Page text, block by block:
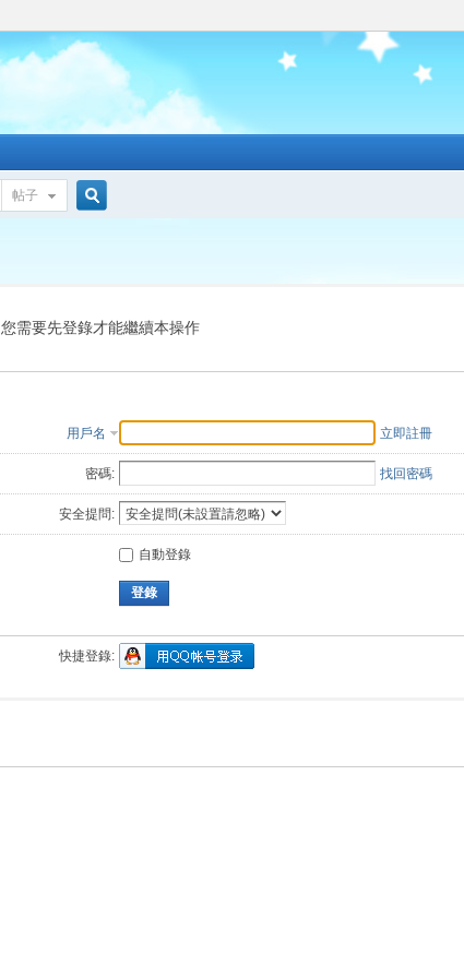
帖子
索
您需要先登錄才能繼續本操作
用戶名 立即註冊
密碼: 找回密碼
安全提問:
自動登錄
登錄
快捷登錄: